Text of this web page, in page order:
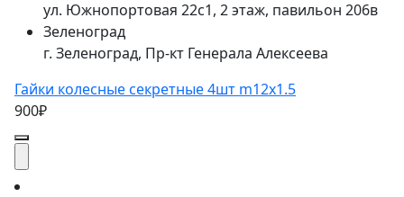
ул. Южнопортовая 22с1, 2 этаж, павильон 206в
Зеленоград
г. Зеленоград, Пр-кт Генерала Алексеева
Гайки колесные секретные 4шт m12x1.5
900₽